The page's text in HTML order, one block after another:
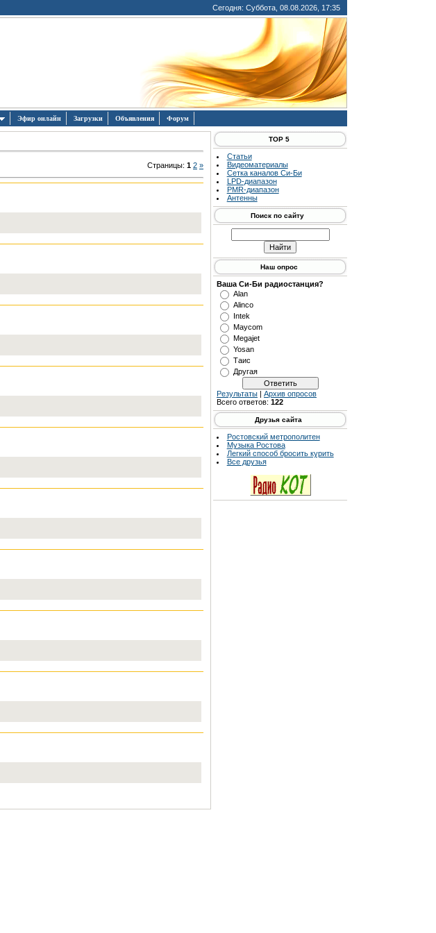
Сегодня: Суббота, 08.08.2026, 17:35
Эфир онлайн Загрузки Объявления Форум
Страницы: 1 2 »
TOP 5
Статьи
Видеоматериалы
Сетка каналов Си-Би
LPD-диапазон
PMR-диапазон
Антенны
Поиск по сайту
Наш опрос
Ваша Си-Би радиостанция?
Alan
Alinco
Intek
Maycom
Megajet
Yosan
Таис
Другая
Результаты | Архив опросов
Всего ответов: 122
Друзья сайта
Ростовский метрополитен
Музыка Ростова
Легкий способ бросить курить
Все друзья